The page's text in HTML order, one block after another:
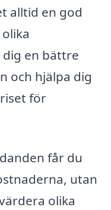
alltid en god
en bättre
och hjälpa dig
för
får du
utan
olika